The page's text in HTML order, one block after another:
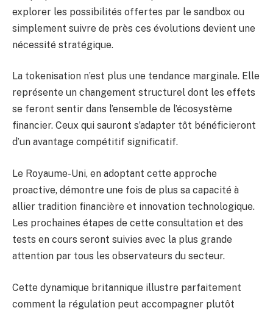
explorer les possibilités offertes par le sandbox ou
simplement suivre de près ces évolutions devient une
nécessité stratégique.
La tokenisation n’est plus une tendance marginale. Elle
représente un changement structurel dont les effets
se feront sentir dans l’ensemble de l’écosystème
financier. Ceux qui sauront s’adapter tôt bénéficieront
d’un avantage compétitif significatif.
Le Royaume-Uni, en adoptant cette approche
proactive, démontre une fois de plus sa capacité à
allier tradition financière et innovation technologique.
Les prochaines étapes de cette consultation et des
tests en cours seront suivies avec la plus grande
attention par tous les observateurs du secteur.
Cette dynamique britannique illustre parfaitement
comment la régulation peut accompagner plutôt